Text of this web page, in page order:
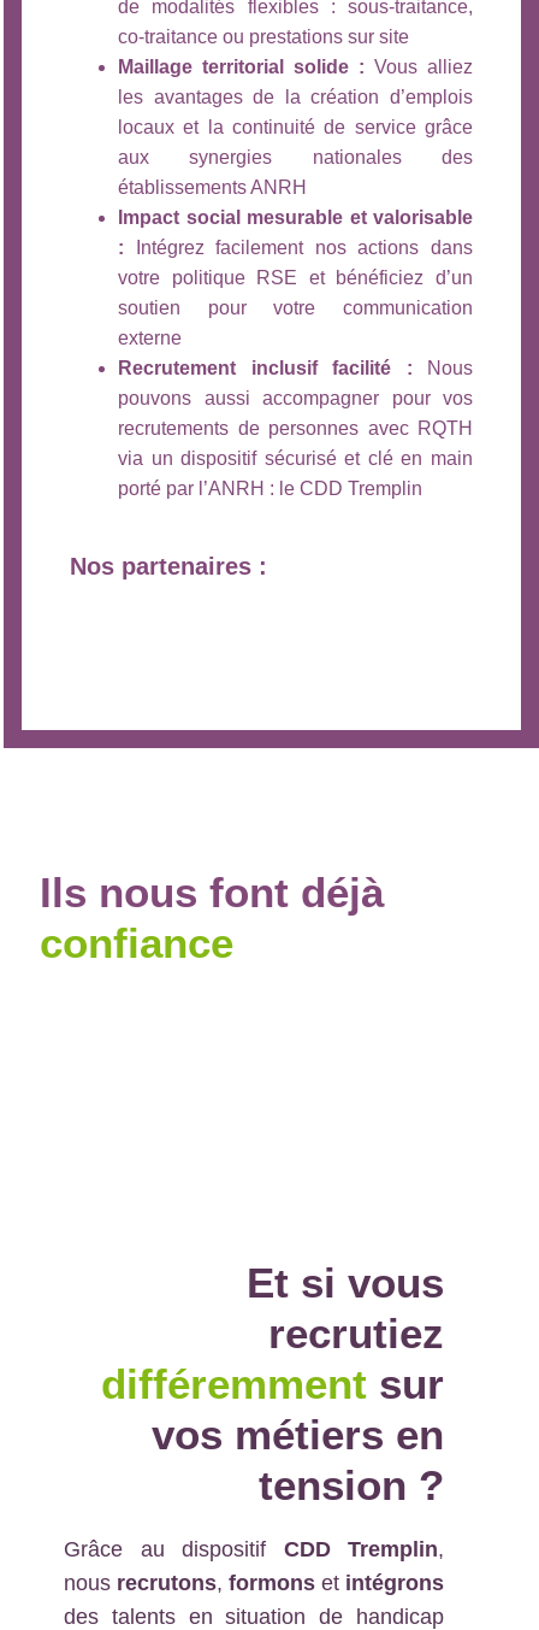
de modalités flexibles : sous-traitance,
co-traitance ou prestations sur site
Maillage territorial solide : Vous alliez
les avantages de la création d’emplois
locaux et la continuité de service grâce
aux synergies nationales des
établissements ANRH
Impact social mesurable et valorisable
: Intégrez facilement nos actions dans
votre politique RSE et bénéficiez d’un
soutien pour votre communication
externe
Recrutement inclusif facilité :
Nous
pouvons aussi accompagner pour vos
recrutements de personnes avec RQTH
via un dispositif sécurisé et clé en main
porté par l’ANRH : le CDD Tremplin
Nos partenaires :
Ils nous font déjà
confiance
Et si vous
recrutiez
différemment sur
vos métiers en
tension ?
Grâce au dispositif CDD Tremplin,
nous recrutons, formons et intégrons
des talents en situation de handicap